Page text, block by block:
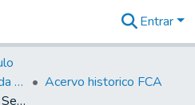
na
Entrar
Acervo Histório - Fazenda Lageado
Acervo historico FCA
Desenho da Fachada da Sede da Estação Experimental Central de Café